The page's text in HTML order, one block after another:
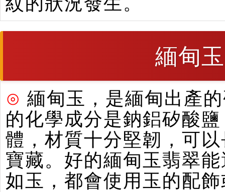
緬甸
⊙ 緬甸玉，是緬甸出產
的化學成分是鈉鋁矽酸
體，材質十分堅韌，可
寶藏。好的緬甸玉翡翠
如玉，都會使用玉的配